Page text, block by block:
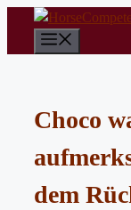
springen
Choco
dem